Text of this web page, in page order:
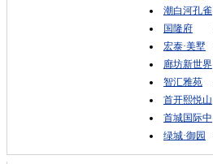
潮白河孔雀
国隆府
宏泰·美墅
廊坊新世界
智汇雅苑
首开熙悦山
首城国际中
绿城·御园